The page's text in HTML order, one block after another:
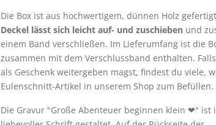
Die Box ist aus hochwertigem, dünnen Holz
Deckel lässt sich leicht auf- und zuschieben und
einem Band verschließen. Im Lieferumfang ist die
zusammen mit dem Verschlussband enthalten.
als Geschenk weitergeben magst, findest du viele,
Eulenschnitt-Artikel in unserem Shop zum Befüllen.
Die Gravur "Große Abenteuer beginnen klein ❤" ist